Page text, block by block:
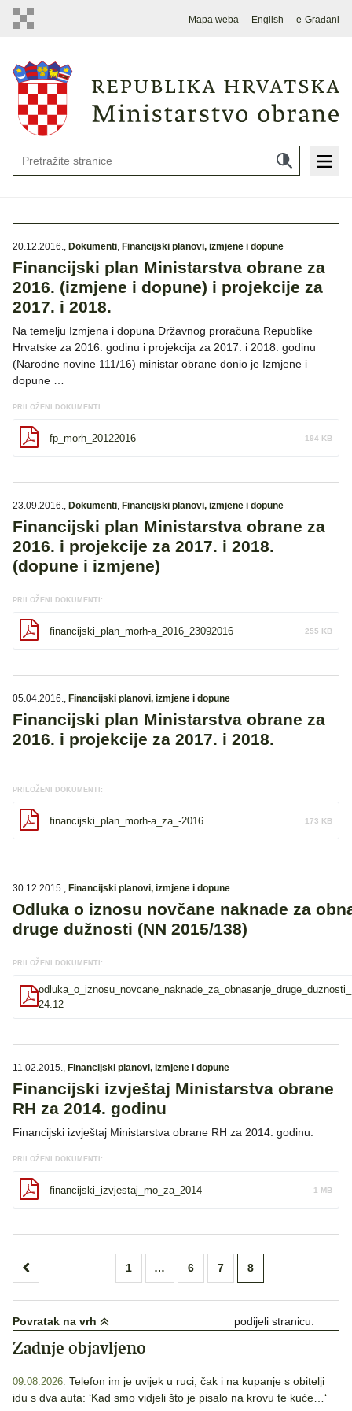
Mapa weba English e-Građani
20.12.2016., Dokumenti, Financijski planovi, izmjene i dopune
Financijski plan Ministarstva obrane za
2016. (izmjene i dopune) i projekcije za
2017. i 2018.
Na temelju Izmjena i dopuna Državnog proračuna Republike
Hrvatske za 2016. godinu i projekcija za 2017. i 2018. godinu
(Narodne novine 111/16) ministar obrane donio je Izmjene i
dopune …
PRILOŽENI DOKUMENTI:
fp_morh_20122016 194 KB
23.09.2016., Dokumenti, Financijski planovi, izmjene i dopune
Financijski plan Ministarstva obrane za
2016. i projekcije za 2017. i 2018.
(dopune i izmjene)
PRILOŽENI DOKUMENTI:
financijski_plan_morh-a_2016_23092016 255 KB
05.04.2016., Financijski planovi, izmjene i dopune
Financijski plan Ministarstva obrane za
2016. i projekcije za 2017. i 2018.
PRILOŽENI DOKUMENTI:
financijski_plan_morh-a_za_-2016 173 KB
30.12.2015., Financijski planovi, izmjene i dopune
Odluka o iznosu novčane naknade za
druge dužnosti (NN 2015/138)
PRILOŽENI DOKUMENTI:
24.12
11.02.2015., Financijski planovi, izmjene i dopune
Financijski izvještaj Ministarstva obrane
RH za 2014. godinu
Financijski izvještaj Ministarstva obrane RH za 2014. godinu.
PRILOŽENI DOKUMENTI:
financijski_izvjestaj_mo_za_2014 1 MB
Brojevi
objava
1 … 6 7 8
Povratak na vrh podijeli stranicu:
Zadnje objavljeno
09.08.2026. Telefon im je uvijek u ruci, čak i na kupanje s obitelji
idu s dva auta: ‘Kad smo vidjeli što je pisalo na krovu te kuće…‘